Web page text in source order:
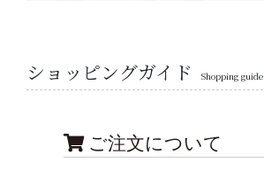
ショッピングガイド Shopping guide
ご注文について